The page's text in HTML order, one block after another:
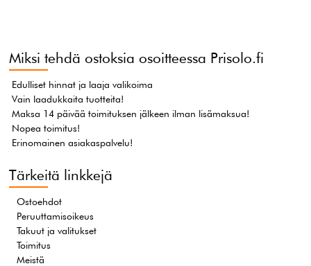
Miksi tehdä ostoksia osoitteessa Prisolo.fi
Edulliset hinnat ja laaja valikoima
Vain laadukkaita tuotteita!
Maksa 14 päivää toimituksen jälkeen ilman lisämaksua!
Nopea toimitus!
Erinomainen asiakaspalvelu!
Tärkeitä linkkejä
Ostoehdot
Peruuttamisoikeus
Takuut ja valitukset
Toimitus
Meistä